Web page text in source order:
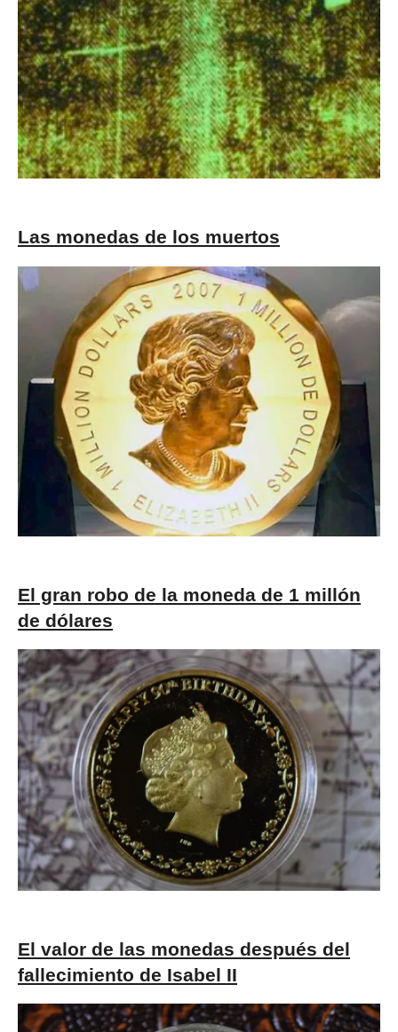
Las monedas de los muertos
El gran robo de la moneda de 1 millón
de dólares
El valor de las monedas después del
fallecimiento de Isabel II